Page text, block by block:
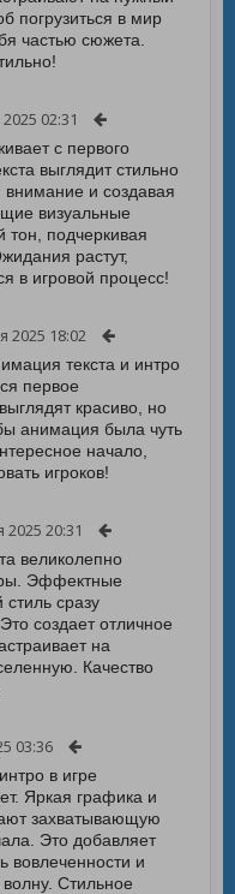
погрузиться в мир
частью сюжета.
02:31
с первого
выглядит стильно
и создавая
визуальные
подчеркивая
растут,
в игровой процесс!
2025 18:02
текста и интро
первое
красиво, но
анимация была чуть
начало,
игроков!
2025 20:31
великолепно
Эффектные
сразу
создает отличное
на
Качество
03:36
в игре
Яркая графика и
захватывающую
Это добавляет
вовлеченности и
Стильное